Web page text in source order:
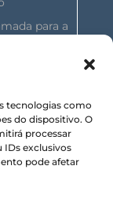
tecnologias como
do dispositivo. O
processar
exclusivos
pode afetar
para a